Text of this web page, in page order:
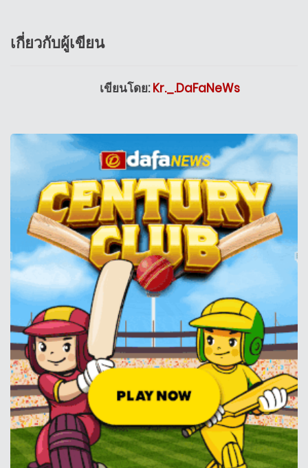
เกี่ยวกับผู้เขียน
เขียนโดย:Kr._.DaFaNeWs